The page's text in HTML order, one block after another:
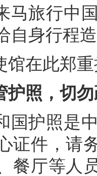
马旅行中
自身行程
馆在此郑
护照，切
国护照是
证件，请
餐厅等人